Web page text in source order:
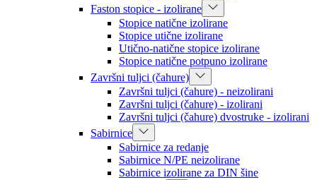
Faston stopice - izolirane
Stopice natične izolirane
Stopice utične izolirane
Utično-natične stopice izolirane
Stopice natične potpuno izolirane
Završni tuljci (čahure)
Završni tuljci (čahure) - neizolirani
Završni tuljci (čahure) - izolirani
Završni tuljci (čahure) dvostruke - izolirani
Sabirnice
Sabirnice za redanje
Sabirnice N/PE neizolirane
Sabirnice izolirane za DIN šine